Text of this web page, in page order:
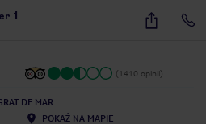
1 35
(1410 opinii)
DE MAR
POKAŻ NA MAPIE